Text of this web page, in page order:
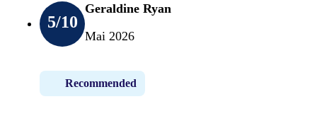
5/10
Geraldine Ryan
Mai 2026
Recommended